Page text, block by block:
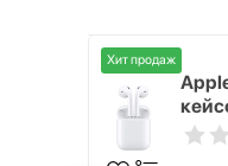
Хит продаж